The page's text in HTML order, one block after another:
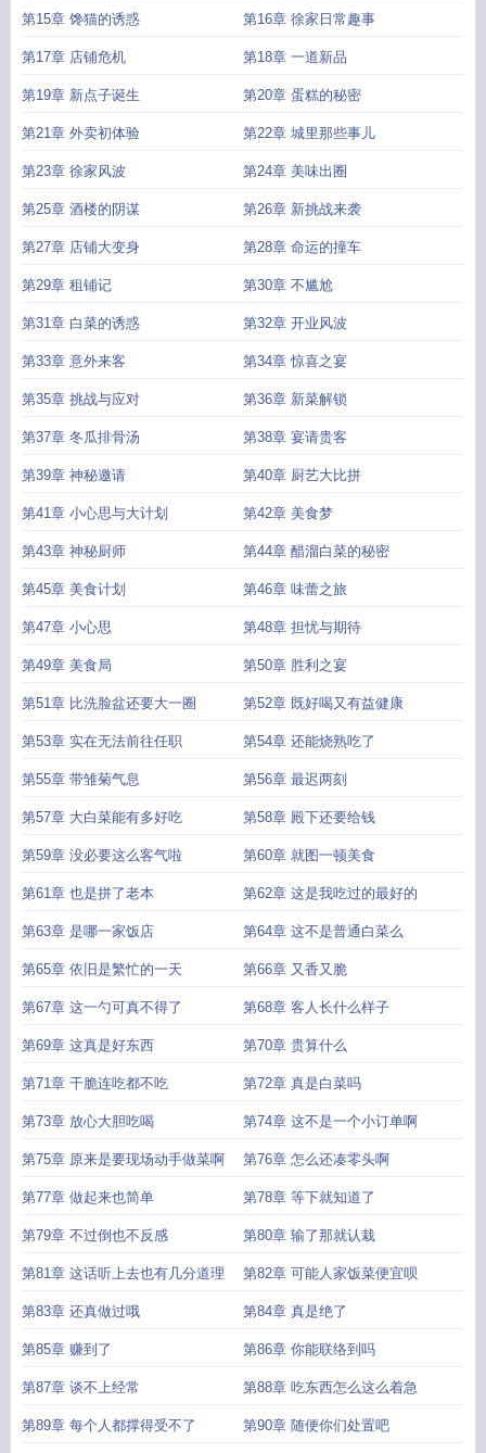
第15章 馋猫的诱惑 第16章 徐家日常趣事
第17章 店铺危机 第18章 一道新品
第19章 新点子诞生 第20章 蛋糕的秘密
第21章 外卖初体验 第22章 城里那些事儿
第23章 徐家风波 第24章 美味出圈
第25章 酒楼的阴谋 第26章 新挑战来袭
第27章 店铺大变身 第28章 命运的撞车
第29章 租铺记 第30章 不尴尬
第31章 白菜的诱惑 第32章 开业风波
第33章 意外来客 第34章 惊喜之宴
第35章 挑战与应对 第36章 新菜解锁
第37章 冬瓜排骨汤 第38章 宴请贵客
第39章 神秘邀请 第40章 厨艺大比拼
第41章 小心思与大计划 第42章 美食梦
第43章 神秘厨师 第44章 醋溜白菜的秘密
第45章 美食计划 第46章 味蕾之旅
第47章 小心思 第48章 担忧与期待
第49章 美食局 第50章 胜利之宴
第51章 比洗脸盆还要大一圈 第52章 既好喝又有益健康
第53章 实在无法前往任职 第54章 还能烧熟吃了
第55章 带雏菊气息 第56章 最迟两刻
第57章 大白菜能有多好吃 第58章 殿下还要给钱
第59章 没必要这么客气啦 第60章 就图一顿美食
第61章 也是拼了老本 第62章 这是我吃过的最好的
第63章 是哪一家饭店 第64章 这不是普通白菜么
第65章 依旧是繁忙的一天 第66章 又香又脆
第67章 这一勺可真不得了 第68章 客人长什么样子
第69章 这真是好东西 第70章 贵算什么
第71章 干脆连吃都不吃 第72章 真是白菜吗
第73章 放心大胆吃喝 第74章 这不是一个小订单啊
第75章 原来是要现场动手做菜啊 第76章 怎么还凑零头啊
第77章 做起来也简单 第78章 等下就知道了
第79章 不过倒也不反感 第80章 输了那就认栽
第81章 这话听上去也有几分道理 第82章 可能人家饭菜便宜呗
第83章 还真做过哦 第84章 真是绝了
第85章 赚到了 第86章 你能联络到吗
第87章 谈不上经常 第88章 吃东西怎么这么着急
第89章 每个人都撑得受不了 第90章 随便你们处置吧